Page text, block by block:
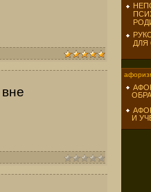
ДЛЯ
И